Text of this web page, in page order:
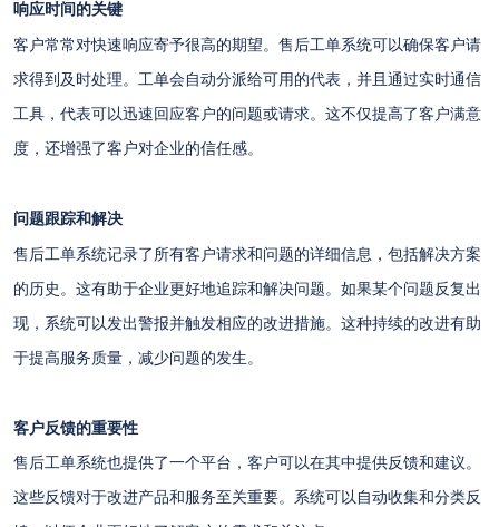
响应时间的关键
客户常常对快速响应寄予很高的期望。售后工单系统可以确保客户请
求得到及时处理。工单会自动分派给可用的代表，并且通过实时通信
工具，代表可以迅速回应客户的问题或请求。这不仅提高了客户满意
度，还增强了客户对企业的信任感。
问题跟踪和解决
售后工单系统记录了所有客户请求和问题的详细信息，包括解决方案
的历史。这有助于企业更好地追踪和解决问题。如果某个问题反复出
现，系统可以发出警报并触发相应的改进措施。这种持续的改进有助
于提高服务质量，减少问题的发生。
客户反馈的重要性
售后工单系统也提供了一个平台，客户可以在其中提供反馈和建议。
这些反馈对于改进产品和服务至关重要。系统可以自动收集和分类反